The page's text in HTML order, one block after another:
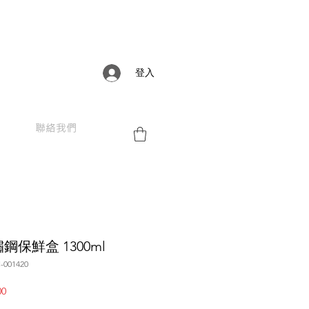
登入
聯絡我們
保鮮盒 1300ml
促